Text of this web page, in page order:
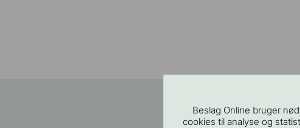
Beslag Online bruger
cookies til analyse og